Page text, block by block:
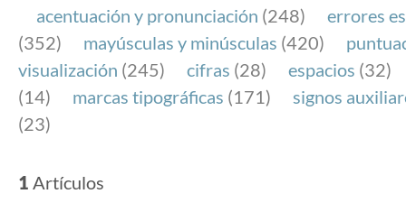
acentuación y pronunciación (248)
errores
(352)
mayúsculas y minúsculas (420)
visualización (245) cifras (28) espacios (32)
(14)
marcas tipográficas (171)
signos
(23)
1 Artículos